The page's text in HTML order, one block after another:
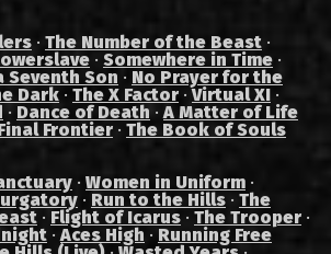
· The Number of the Beast ·
· Somewhere in Time ·
Seventh Son · No Prayer for the
Dark · The X Factor ·Virtual XI ·
· Dance of Death ·A Matter of Life
Frontier · The Book of Souls
· Women in Uniform ·
· Run to the Hills · The
· Flight of Icarus · The Trooper ·
·Aces High · Running Free